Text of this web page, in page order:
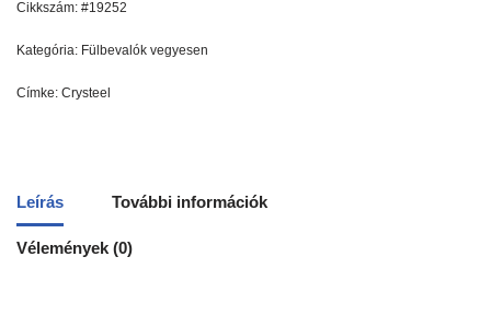
Cikkszám: #19252
Kategória: Fülbevalók vegyesen
Címke: Crysteel
Leírás További információk
Vélemények (0)